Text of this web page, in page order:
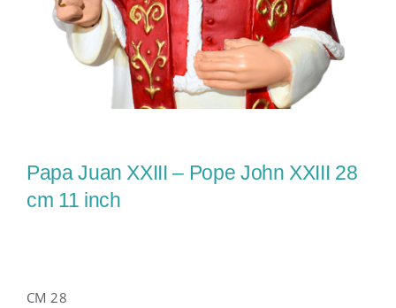
Papa Juan XXIII – Pope John XXIII 28
cm 11 inch
CM 28